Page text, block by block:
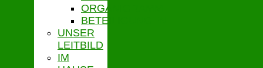
ORGANIGRAMM
BETEILIGUNGEN
UNSER
LEITBILD
IM